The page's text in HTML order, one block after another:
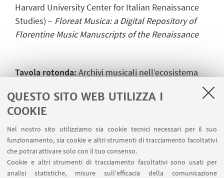
QUESTO SITO WEB UTILIZZA I
COOKIE
Nel nostro sito utilizziamo sia cookie tecnici necessari per il suo
funzionamento, sia cookie e altri strumenti di tracciamento facoltativi
che potrai attivare solo con il tuo consenso.
Cookie e altri strumenti di tracciamento facoltativi sono usati per
analisi statistiche, misure sull'efficacia della comunicazione
Harvard University Center for Italian Renaissance
Studies) – Floreat Musica: a Digital Repository of
Florentine Music Manuscripts of the Renaissance
Tavola rotonda:Archivi musicali nell’ecosistema
chairFRANCESCA TOMASI (Università di Bologna)
PAOLO BONORA, ATTILIO BOTTEGAL, ANGELO
POMPILIO, PHILIPPE VENDRIX
Con la partecipazione di: CONCETTA ASSENZA
(Conservatorio Rossini, Pesaro), NICOLETTA